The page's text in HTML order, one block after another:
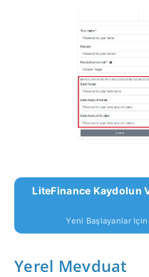
LiteFinance Kaydolun
Yeni Başlayanlar
Yerel Mevduat